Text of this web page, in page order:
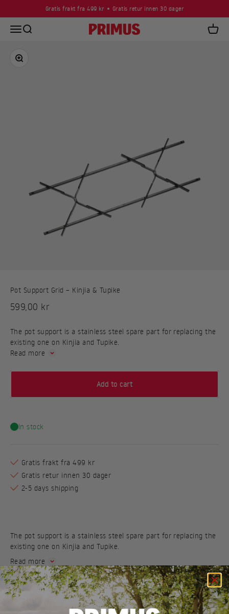
Skip to contentGratis frakt fra 499 kr Gratis retur innen 30 dager
Open navigation menu
Open search Primus Open
Zoom
Pot Support Grid – Kinjia & Tupike
Sale price
599,00 kr
The pot support is a stainless steel spare part for replacing the
existing one on Kinjia and Tupike.
Read more
Add to cart
In stock
Gratis frakt fra 499 kr
Gratis retur innen 30 dager
2-5 days shipping
The pot support is a stainless steel spare part for replacing the
existing one on Kinjia and Tupike.
Read more